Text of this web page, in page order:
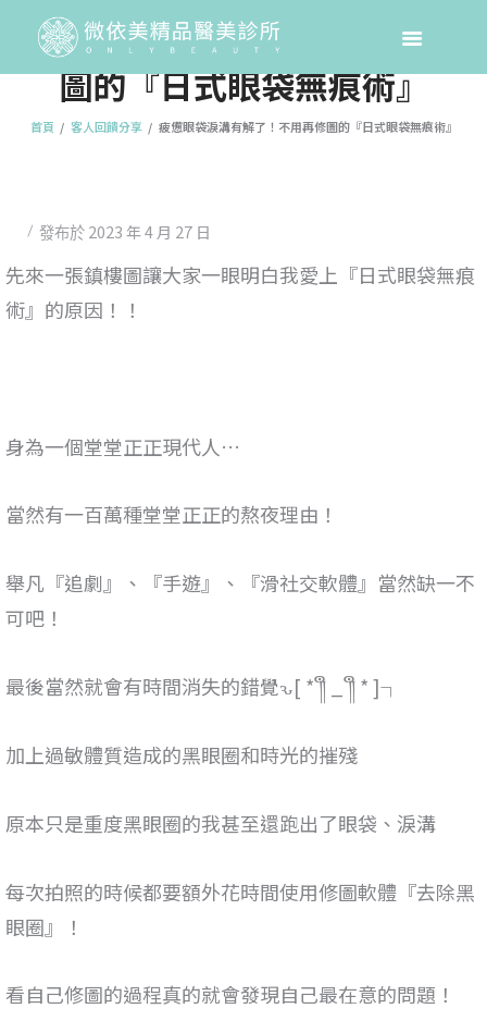
疲憊眼袋淚溝有解了！不用再修
圖的『日式眼袋無痕術』
首頁 客人回饋分享 疲憊眼袋淚溝有解了！不用再修圖的『日式眼袋無痕術』
發布於 2023 年 4 月 27 日
先來一張鎮樓圖讓大家一眼明白我愛上『日式眼袋無痕
術』的原因！！
身為一個堂堂正正現代人…
當然有一百萬種堂堂正正的熬夜理由！
舉凡『追劇』、『手遊』、『滑社交軟體』當然缺一不
可吧！
最後當然就會有時間消失的錯覺ԅ[ * ༎ຶ _ ༎ຶ * ]┐
加上過敏體質造成的黑眼圈和時光的摧殘
原本只是重度黑眼圈的我甚至還跑出了眼袋、淚溝
每次拍照的時候都要額外花時間使用修圖軟體『去除黑
眼圈』！
看自己修圖的過程真的就會發現自己最在意的問題！